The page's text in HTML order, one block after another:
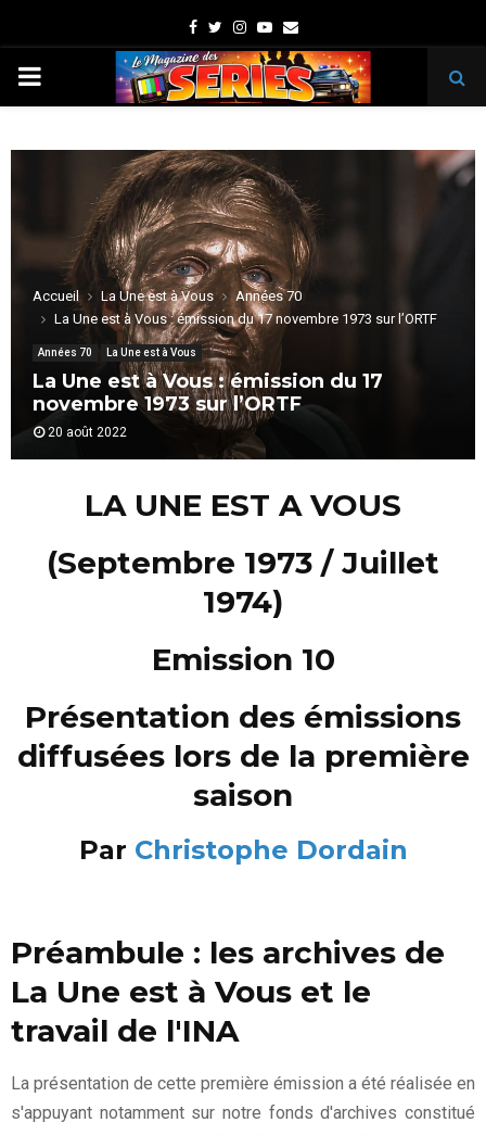
Facebook
TwitterInstagram
Youtube
Email
PRIMARY
Accueil La Une est à Vous
Années 70
La Une est à Vous : émission du 17 novembre 1973 sur l’ORTF
Années 70 La Une est à Vous
La Une est à Vous : émission du 17
novembre 1973 sur l’ORTF
20 août 2022
LA UNE EST A VOUS
(Septembre 1973 / Juillet
1974)
Emission 10
Présentation des émissions
diffusées lors de la première
saison
Par Christophe Dordain
Préambule : les archives de
La Une est à Vous et le
travail de l'INA
La présentation de cette première émission a été réalisée en
s'appuyant notamment sur notre fonds d'archives constitué